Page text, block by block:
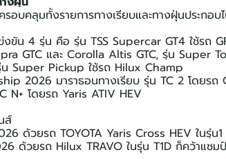
บคลุมทั้งรายการทางเรียบและทางฝุ่นประกอบ
น 4 รุ่น คือ รุ่น TSS Supercar GT4 ใช้รถ
GTC และ Corolla Altis GTC, รุ่น Super
น Super Pickup ใช้รถ Hilux Champ
2026 มาราธอนทางเรียบ รุ่น TC 2 โดยรถ
N+ โดยรถ Yaris ATIV HEV
ส์
ด้วยรถ TOYOTA Yaris Cross HEV ในรุ่น1
ด้วยรถ Hilux TRAVO ในรุ่น T1D ก็คว้าแชม